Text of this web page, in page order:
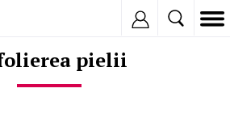
pielii